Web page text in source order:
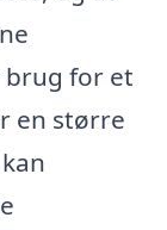
brug for et
en større